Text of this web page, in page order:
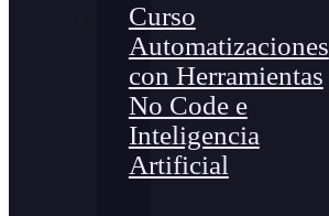
Curso
Automatizaciones
con Herramientas
No Code e
Inteligencia
Artificial